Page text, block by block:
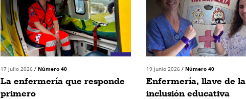
17 julio 2026 / Número 40
La enfermería que responde
primero
19 junio 2026 / Número 40
Enfermería, llave de la
inclusión educativa